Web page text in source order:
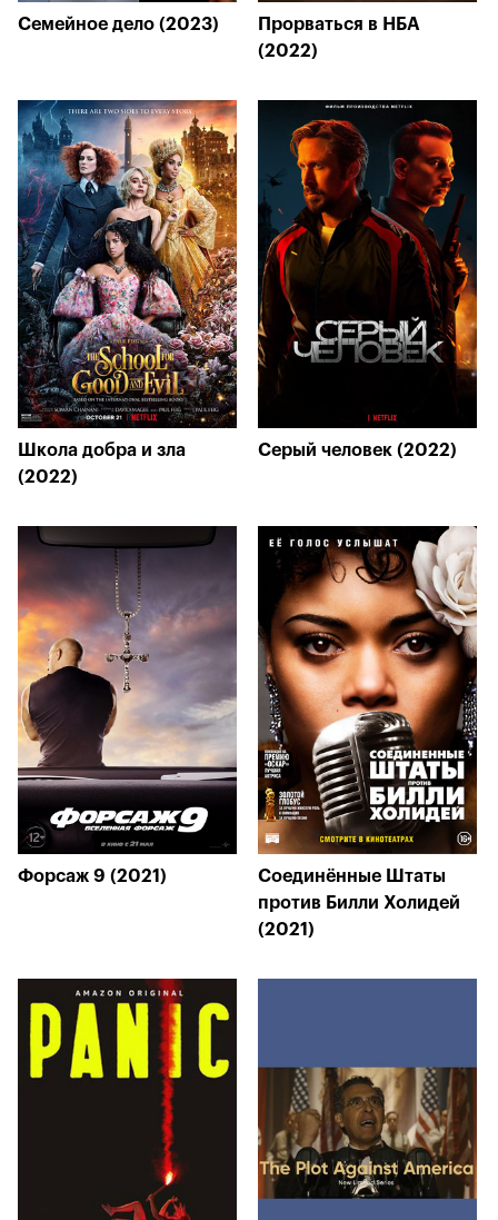
Семейное дело (2023)
Прорваться в НБА
(2022)
Школа добра и зла
(2022)
Серый человек (2022)
Форсаж 9 (2021)
Соединённые Штаты
против Билли Холидей
(2021)